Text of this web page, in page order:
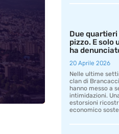
Due
pizzo. E solo
ha
20 Aprile 2026
Nelle ultime
clan di
hanno messo a
intimidazioni.
estorsioni
economico